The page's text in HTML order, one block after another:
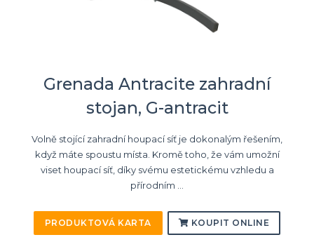
Grenada Antracite zahradní
stojan, G-antracit
Volně stojící zahradní houpací síť je dokonalým řešením,
když máte spoustu místa. Kromě toho, že vám umožní
viset houpací síť, díky svému estetickému vzhledu a
přírodním ...
PRODUKTOVÁ KARTA KOUPIT ONLINE